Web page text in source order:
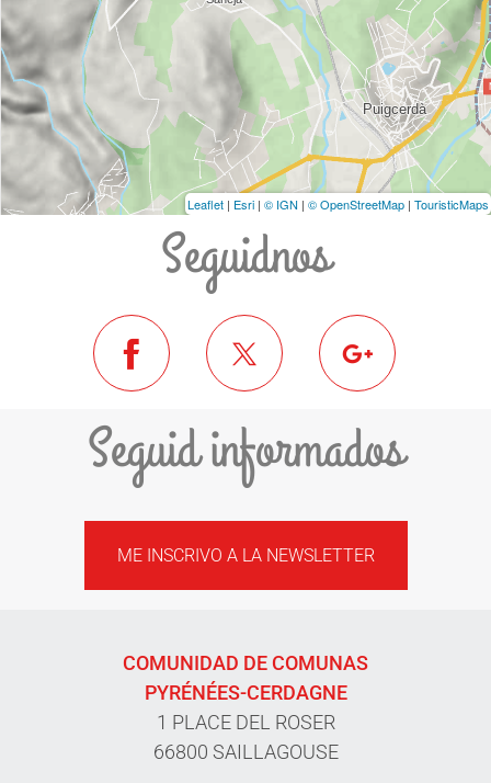
Leaflet | Esri | © IGN | © OpenStreetMap | TouristicMaps
Seguidnos
Seguid informados
ME INSCRIVO A LA NEWSLETTER
COMUNIDAD DE COMUNAS
PYRÉNÉES-CERDAGNE
1 PLACE DEL ROSER
66800 SAILLAGOUSE